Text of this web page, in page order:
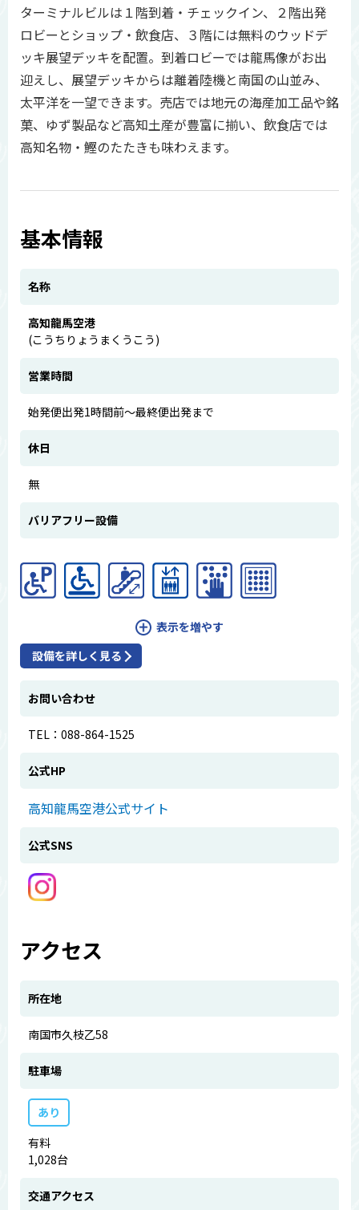
ターミナルビルは１階到着・チェックイン、２階出発
ロビーとショップ・飲食店、３階には無料のウッドデ
ッキ展望デッキを配置。到着ロビーでは龍馬像がお出
迎えし、展望デッキからは離着陸機と南国の山並み、
太平洋を一望できます。売店では地元の海産加工品や銘
菓、ゆず製品など高知土産が豊富に揃い、飲食店では
高知名物・鰹のたたきも味わえます。
基本情報
名称
高知龍馬空港
(こうちりょうまくうこう)
営業時間
始発便出発1時間前～最終便出発まで
休日
無
バリアフリー設備
表示を増やす
設備を詳しく見る
お問い合わせ
TEL：088-864-1525
公式HP
高知龍馬空港公式サイト
公式SNS
アクセス
所在地
南国市久枝乙58
駐車場
あり
有料
1,028台
交通アクセス